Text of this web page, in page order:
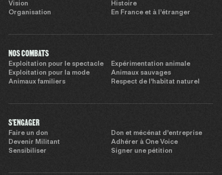
Vision
Histoire
Organisation
En France et à l’étranger
NOS COMBATS
Exploitation pour le spectacle
Expérimentation animale
Exploitation pour la mode
Animaux sauvages
Animaux familiers
Respect de l’habitat naturel
S'ENGAGER
Faire un don
Don et mécénat d’entreprise
Devenir Militant
Adhérer à One Voice
Sensibiliser
Signer une pétition